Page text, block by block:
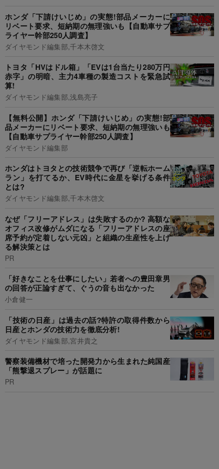
ホンダ「下請けいじめ」の実態!部品メーカーに
リベート要求、短納期の無理強いも【自動車サプ
ライヤー幹部250人調査】
ダイヤモンド編集部,千本木啓文
トヨタ「HVはドル箱」「EVは1台当たり280万円
赤字」の明暗、主力4車種の製造コストを緊急試
算!
ダイヤモンド編集部,浅島亮子
【無料公開】ホンダ「下請けいじめ」の実態!部
品メーカーにリベート要求、短納期の無理強いも
【自動車サプライヤー幹部250人調査】
ダイヤモンド編集部
ホンダはトヨタとの技術競争で再び「逆転ホーム
ラン」を打てるか、EV時代に金星を挙げる条件
とは?
ダイヤモンド編集部,千本木啓文
なぜ「フリーアドレス」は失敗するのか? 高額な
オフィス改修がムダになる「フリーアドレスの座
席予約が定着しない元凶」と組織の生産性を上げ
る解決策とは
PR
「好きなことを仕事にしたい」若者への豊田章男
の回答が正論すぎて、ぐうの音も出なかった
小倉健一
「技術の日産」は過去の話?特許の取得件数から
日産とホンダの技術力を徹底分析!
ダイヤモンド編集部,宮井貴之
警察装備機材で培った開発力から生まれた純国産
「熊撃退スプレー」が話題に
PR